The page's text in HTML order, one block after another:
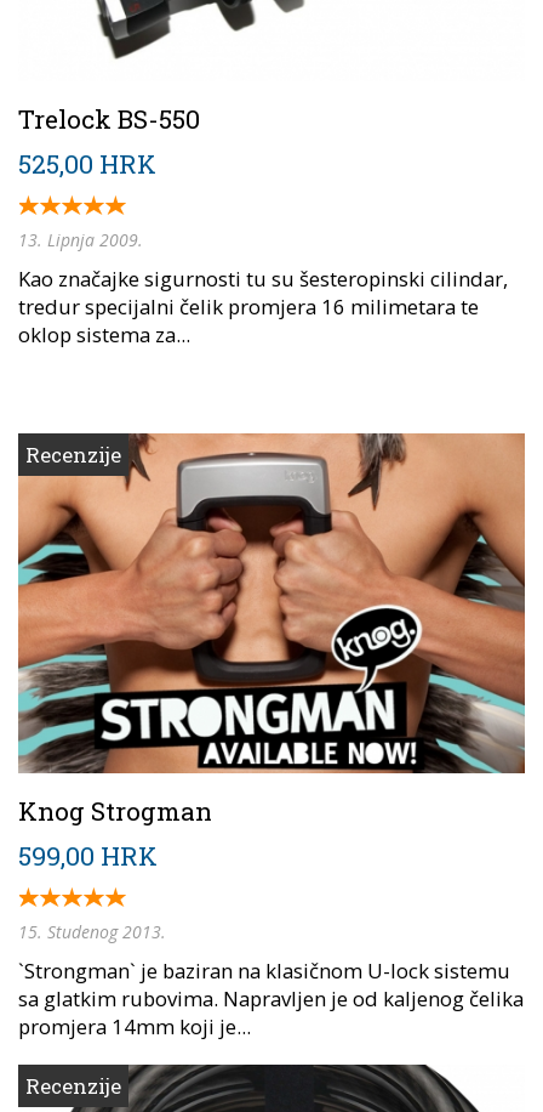
Trelock BS-550
525,00 HRK
13. Lipnja 2009.
Kao značajke sigurnosti tu su šesteropinski cilindar,
tredur specijalni čelik promjera 16 milimetara te
oklop sistema za...
Recenzije
Knog Strogman
599,00 HRK
15. Studenog 2013.
`Strongman` je baziran na klasičnom U-lock sistemu
sa glatkim rubovima. Napravljen je od kaljenog čelika
promjera 14mm koji je...
Recenzije